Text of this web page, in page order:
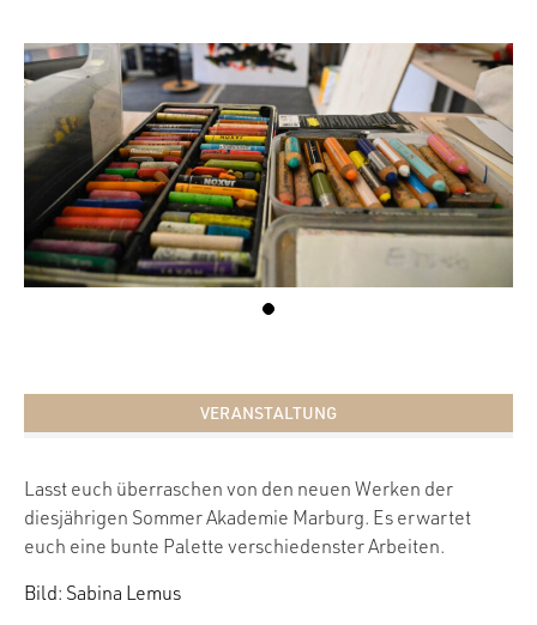
VERANSTALTUNG
Lasst euch überraschen von den neuen Werken der
diesjährigen Sommer Akademie Marburg. Es erwartet
euch eine bunte Palette verschiedenster Arbeiten.
Bild: Sabina Lemus